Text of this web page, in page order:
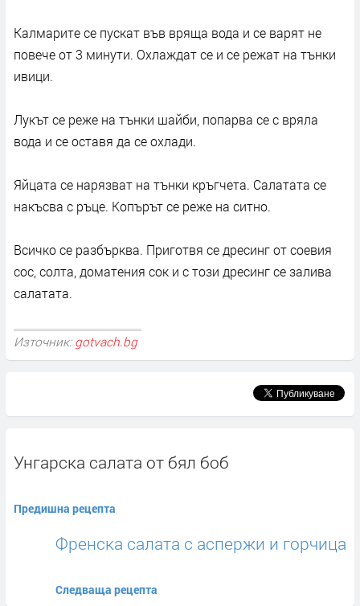
Калмарите се пускат във вряща вода и се варят не
повече от 3 минути. Охлаждат се и се режат на тънки
ивици.
Лукът се реже на тънки шайби, попарва се с вряла
вода и се оставя да се охлади.
Яйцата се нарязват на тънки кръгчета. Салатата се
накъсва с ръце. Копърът се реже на ситно.
Всичко се разбърква. Приготвя се дресинг от соевия
сос, солта, доматения сок и с този дресинг се залива
салатата.
Източник: gotvach.bg
Унгарска салата от бял боб
Предишна рецепта
Френска салата с аспержи и горчица
Следваща рецепта